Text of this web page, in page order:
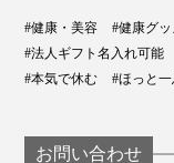
#健康・美容 #健康グ
#法人ギフト名入れ可能
#本気で休む
#ほっと一
お問い合わせ